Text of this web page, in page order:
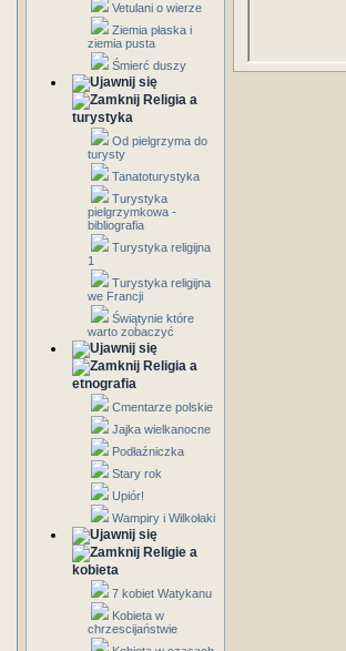
Vetulani o wierze
Ziemia płaska i
ziemia pusta
Śmierć duszy
Religia a
turystyka
Od pielgrzyma do
turysty
Tanatoturystyka
Turystyka
pielgrzymkowa -
bibliografia
Turystyka religijna
1
Turystyka religijna
we Francji
Świątynie które
warto zobaczyć
Religia a
etnografia
Cmentarze polskie
Jajka wielkanocne
Podłaźniczka
Stary rok
Upiór!
Wampiry i Wilkołaki
Religie a
kobieta
7 kobiet Watykanu
Kobieta w
chrzescijaństwie